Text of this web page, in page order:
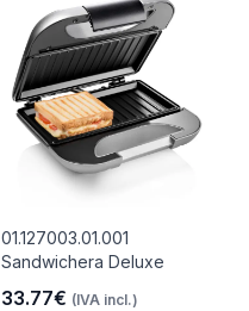
01.127003.01.001
Sandwichera Deluxe
33.77€ (IVA incl.)